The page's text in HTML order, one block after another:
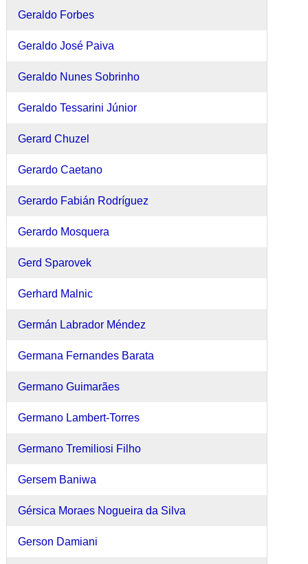
Geraldo Forbes
Geraldo José Paiva
Geraldo Nunes Sobrinho
Geraldo Tessarini Júnior
Gerard Chuzel
Gerardo Caetano
Gerardo Fabián Rodríguez
Gerardo Mosquera
Gerd Sparovek
Gerhard Malnic
Germán Labrador Méndez
Germana Fernandes Barata
Germano Guimarães
Germano Lambert-Torres
Germano Tremiliosi Filho
Gersem Baniwa
Gérsica Moraes Nogueira da Silva
Gerson Damiani